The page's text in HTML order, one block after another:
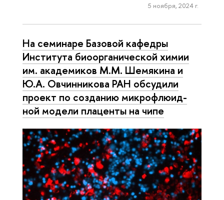
5 ноября, 2024 г.
На семинаре Базовой кафедры
Института био­ор­га­ни­че­ской химии
им. академиков М.М. Шемякина и
Ю.А. Овчинникова РАН обсудили
проект по созданию мик­ро­флю­ид­
ной модели плаценты на чипе